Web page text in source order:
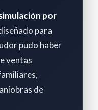
por
para
pudo haber
ventas
de